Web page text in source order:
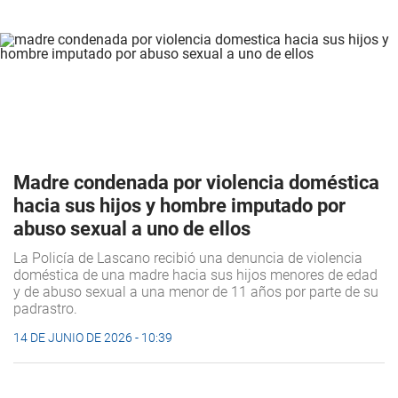
Madre condenada por violencia doméstica
hacia sus hijos y hombre imputado por
abuso sexual a uno de ellos
La Policía de Lascano recibió una denuncia de violencia
doméstica de una madre hacia sus hijos menores de edad
y de abuso sexual a una menor de 11 años por parte de su
padrastro.
14 DE JUNIO DE 2026 - 10:39